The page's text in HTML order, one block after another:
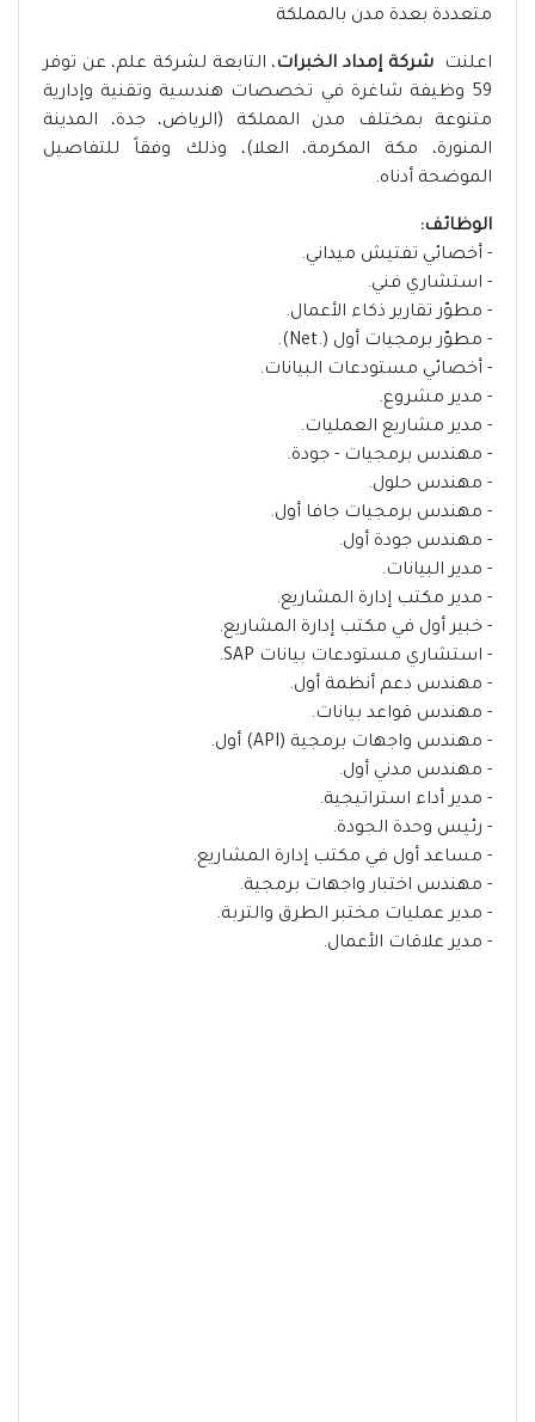
متعددة بعدة مدن بالمملكة
اعلنتشركة إمداد الخبرات، التابعة لشركة علم، عن توفر
59 وظيفة شاغرة في تخصصات هندسية وتقنية وإدارية
متنوعة بمختلف مدن المملكة (الرياض، جدة، المدينة
المنورة، مكة المكرمة، العلا)، وذلك وفقاً للتفاصيل
الموضحة أدناه.
الوظائف:
- أخصائي تفتيش ميداني.
- استشاري فني.
- مطوّر تقارير ذكاء الأعمال.
- مطوّر برمجيات أول (.Net).
- أخصائي مستودعات البيانات.
- مدير مشروع.
- مدير مشاريع العمليات.
- مهندس برمجيات - جودة.
- مهندس حلول.
- مهندس برمجيات جافا أول.
- مهندس جودة أول.
- مدير البيانات.
- مدير مكتب إدارة المشاريع.
- خبير أول في مكتب إدارة المشاريع.
- استشاري مستودعات بيانات SAP.
- مهندس دعم أنظمة أول.
- مهندس قواعد بيانات.
- مهندس واجهات برمجية (API) أول.
- مهندس مدني أول.
- مدير أداء استراتيجية.
- رئيس وحدة الجودة.
- مساعد أول في مكتب إدارة المشاريع.
- مهندس اختبار واجهات برمجية.
- مدير عمليات مختبر الطرق والتربة.
- مدير علاقات الأعمال.